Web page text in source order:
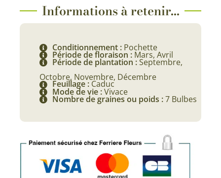
Informations à retenir...
Conditionnement : Pochette
Période de floraison : Mars, Avril
Période de plantation :Septembre,
Octobre, Novembre, Décembre
Feuillage : Caduc
Mode de vie :Vivace
Nombre de graines ou poids :7 Bulbes